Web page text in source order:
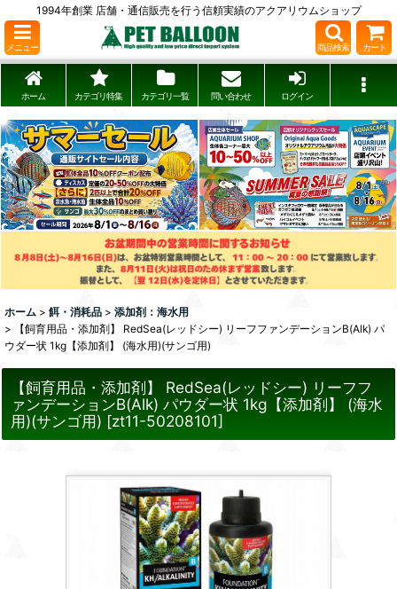
1994年創業 店舗・通信販売を行う信頼実績のアクアリウムショップ
メニュー 商品検索 カート
ホーム カテゴリ特集 カテゴリ一覧 問い合わせ ログイン
ホーム > 餌・消耗品 > 添加剤：海水用
>
【飼育用品・添加剤】 RedSea(レッドシー) リーフファンデーションB(Alk) パ
ウダー状 1kg【添加剤】 (海水用)(サンゴ用)
【飼育用品・添加剤】 RedSea(レッドシー) リーフフ
ァンデーションB(Alk) パウダー状 1kg【添加剤】 (海水
用)(サンゴ用) [zt11-50208101]